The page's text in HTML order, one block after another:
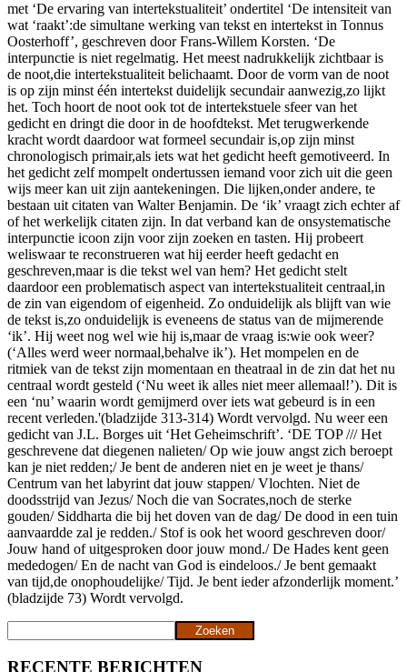
met ‘De ervaring van intertekstualiteit’ ondertitel ‘De intensiteit van
wat ‘raakt’:de simultane werking van tekst en intertekst in Tonnus
Oosterhoff’, geschreven door Frans-Willem Korsten. ‘De
interpunctie is niet regelmatig. Het meest nadrukkelijk zichtbaar is
de noot,die intertekstualiteit belichaamt. Door de vorm van de noot
is op zijn minst één intertekst duidelijk secundair aanwezig,zo lijkt
het. Toch hoort de noot ook tot de intertekstuele sfeer van het
gedicht en dringt die door in de hoofdtekst. Met terugwerkende
kracht wordt daardoor wat formeel secundair is,op zijn minst
chronologisch primair,als iets wat het gedicht heeft gemotiveerd. In
het gedicht zelf mompelt ondertussen iemand voor zich uit die geen
wijs meer kan uit zijn aantekeningen. Die lijken,onder andere, te
bestaan uit citaten van Walter Benjamin. De ‘ik’ vraagt zich echter af
of het werkelijk citaten zijn. In dat verband kan de onsystematische
interpunctie icoon zijn voor zijn zoeken en tasten. Hij probeert
weliswaar te reconstrueren wat hij eerder heeft gedacht en
geschreven,maar is die tekst wel van hem? Het gedicht stelt
daardoor een problematisch aspect van intertekstualiteit centraal,in
de zin van eigendom of eigenheid. Zo onduidelijk als blijft van wie
de tekst is,zo onduidelijk is eveneens de status van de mijmerende
‘ik’. Hij weet nog wel wie hij is,maar de vraag is:wie ook weer?
(‘Alles werd weer normaal,behalve ik’). Het mompelen en de
ritmiek van de tekst zijn momentaan en theatraal in de zin dat het nu
centraal wordt gesteld (‘Nu weet ik alles niet meer allemaal!’). Dit is
een ‘nu’ waarin wordt gemijmerd over iets wat gebeurd is in een
recent verleden.'(bladzijde 313-314) Wordt vervolgd. Nu weer een
gedicht van J.L. Borges uit ‘Het Geheimschrift’. ‘DE TOP /// Het
geschrevene dat diegenen nalieten/ Op wie jouw angst zich beroept
kan je niet redden;/ Je bent de anderen niet en je weet je thans/
Centrum van het labyrint dat jouw stappen/ Vlochten. Niet de
doodsstrijd van Jezus/ Noch die van Socrates,noch de sterke
gouden/ Siddharta die bij het doven van de dag/ De dood in een tuin
aanvaardde zal je redden./ Stof is ook het woord geschreven door/
Jouw hand of uitgesproken door jouw mond./ De Hades kent geen
mededogen/ En de nacht van God is eindeloos./ Je bent gemaakt
van tijd,de onophoudelijke/ Tijd. Je bent ieder afzonderlijk moment.’
(bladzijde 73) Wordt vervolgd.
Zoeken
RECENTE BERICHTEN